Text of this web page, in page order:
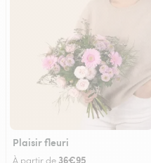
Plaisir fleuri
À partir de 36€95